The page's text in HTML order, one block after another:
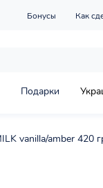
Бонусы Как
Подарки
vanilla/amber 420